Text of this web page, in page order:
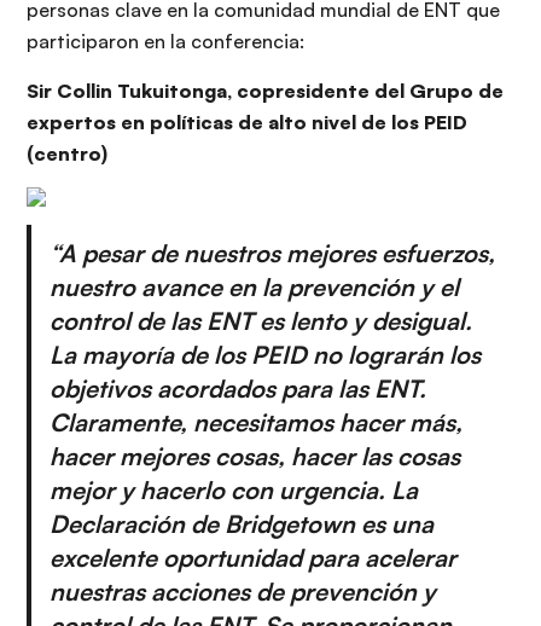
personas clave en la comunidad mundial de ENT que
participaron en la conferencia:
Sir Collin Tukuitonga, copresidente del Grupo de
expertos en políticas de alto nivel de los PEID
(centro)
“A pesar de nuestros mejores esfuerzos,
nuestro avance en la prevención y el
control de las ENT es lento y desigual.
La mayoría de los PEID no lograrán los
objetivos acordados para las ENT.
Claramente, necesitamos hacer más,
hacer mejores cosas, hacer las cosas
mejor y hacerlo con urgencia. La
Declaración de Bridgetown es una
excelente oportunidad para acelerar
nuestras acciones de prevención y